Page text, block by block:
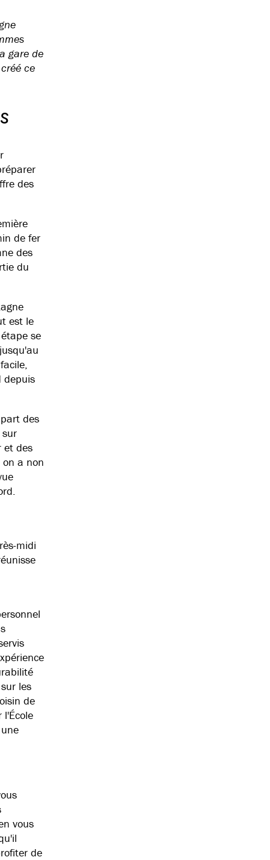
gare de
ce
des
de fer
des
du
est le
se
depuis
des
et des
a non
midi
les
de
vous
de